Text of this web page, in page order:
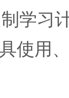
制学
使用